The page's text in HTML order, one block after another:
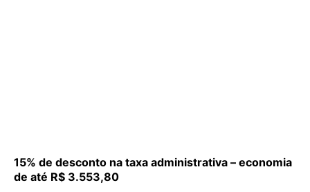
15% de desconto na taxa administrativa – economia
de até R$ 3.553,80